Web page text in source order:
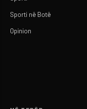
Sporti në Botë
Opinion